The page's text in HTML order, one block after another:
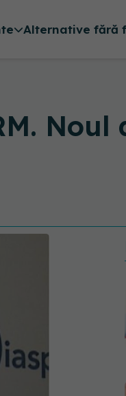
Alternative fără
Noul